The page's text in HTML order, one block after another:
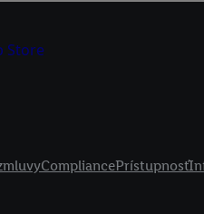
CompliancePrístupnosť